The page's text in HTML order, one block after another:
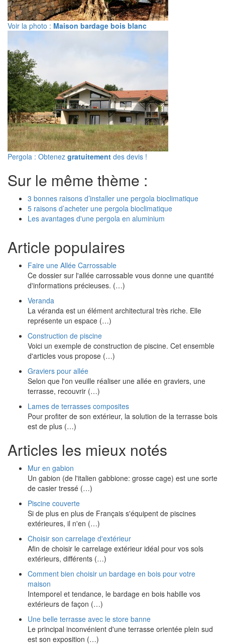
Voir la photo : Maison bardage bois blanc
Pergola : Obtenez gratuitement des devis !
Sur le même thème :
3 bonnes raisons d’installer une pergola bioclimatique
5 raisons d’acheter une pergola bioclimatique
Les avantages d'une pergola en aluminium
Article populaires
Faire une Allée Carrossable
Ce dossier sur l'allée carrossable vous donne une quantité
d'informations précieuses. (…)
Veranda
La véranda est un élément architectural très riche. Elle
représente un espace (…)
Construction de piscine
Voici un exemple de construction de piscine. Cet ensemble
d'articles vous propose (…)
Graviers pour allée
Selon que l'on veuille réaliser une allée en graviers, une
terrasse, recouvrir (…)
Lames de terrasses composites
Pour profiter de son extérieur, la solution de la terrasse bois
est de plus (…)
Articles les mieux notés
Mur en gabion
Un gabion (de l'italien gabbione: grosse cage) est une sorte
de casier tressé (…)
Piscine couverte
Si de plus en plus de Français s'équipent de piscines
extérieures, il n'en (…)
Choisir son carrelage d'extérieur
Afin de choisir le carrelage extérieur idéal pour vos sols
extérieurs, différents (…)
Comment bien choisir un bardage en bois pour votre
maison
Intemporel et tendance, le bardage en bois habille vos
extérieurs de façon (…)
Une belle terrasse avec le store banne
Le principal inconvénient d'une terrasse orientée plein sud
est son exposition (…)